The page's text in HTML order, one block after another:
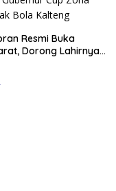
Resmi Buka
Dorong Lahirnya